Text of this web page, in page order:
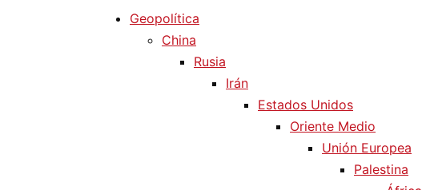
Geopolítica
China
Rusia
Irán
Estados Unidos
Oriente Medio
Unión Europea
Palestina